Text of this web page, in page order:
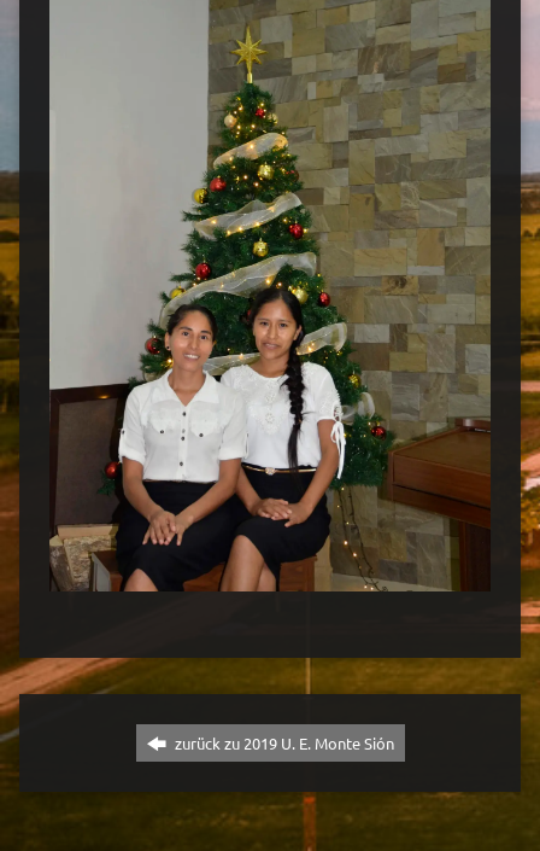
zurück zu 2019 U. E. Monte Sión